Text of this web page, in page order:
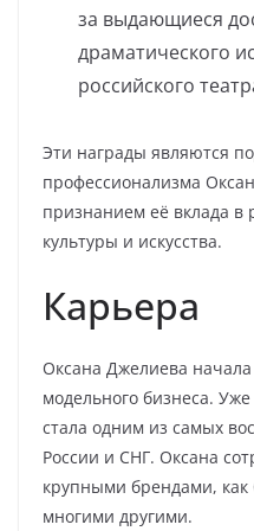
за выдающиеся
драматического
российского
Эти награды являются
профессионализма
признанием её вклада в
культуры и искусства.
Карьера
Оксана Джелиева
модельного бизнеса.
стала одним из самых
России и СНГ. Оксана
крупными брендами, как
многими другими.